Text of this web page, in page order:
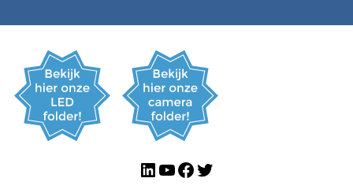
LinkedIn
YouTube
Facebook
Twitter